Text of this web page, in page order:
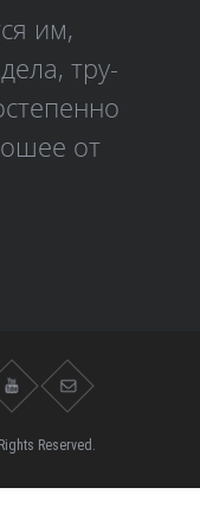
им,
тру­
от
Reserved.